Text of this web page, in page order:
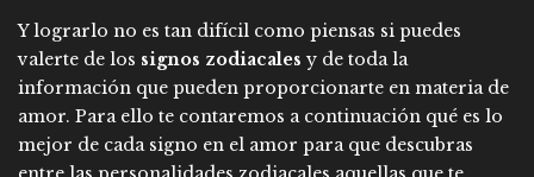
Y lograrlo no es tan difícil como piensas si puedes
valerte de los signos zodiacales y de toda la
información que pueden proporcionarte en materia de
amor. Para ello te contaremos a continuación qué es lo
mejor de cada signo en el amor para que descubras